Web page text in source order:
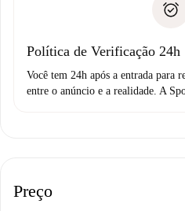
Débito direto bancário
não comunicar nenhum
Política de Verificação 24h
Você tem 24h após a entrada para
entre o anúncio e a realidade. A
Preço